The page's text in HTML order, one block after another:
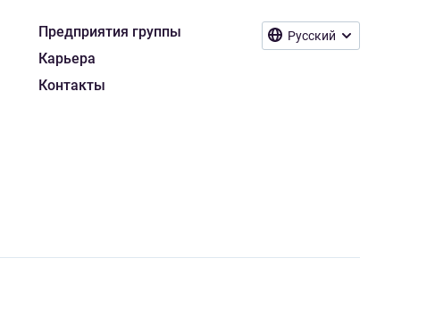
Русский
Предприятия группы
Карьера
Контакты